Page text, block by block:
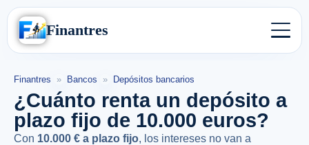
Finantres
Finantres » Bancos » Depósitos bancarios
¿Cuánto renta un depósito a
plazo fijo de 10.000 euros?
Con 10.000 € a plazo fijo, los intereses no van a